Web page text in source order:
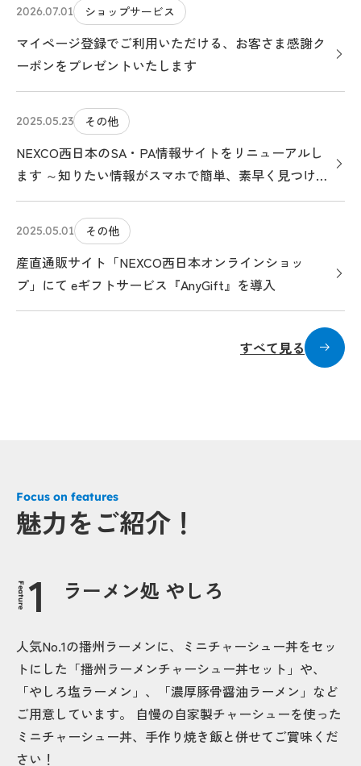
2026.07.01 ショップサービス
マイページ登録でご利用いただける、お客さま感謝ク
ーポンをプレゼントいたします
2025.05.23 その他
NEXCO西日本のSA・PA情報サイトをリニューアルし
ます ～知りたい情報がスマホで簡単、素早く見つけら
れる、クルマ旅のお役立ちサイトになります～
2025.05.01 その他
産直通販サイト「NEXCO西日本オンラインショッ
プ」にて eギフトサービス『AnyGift』を導入
すべて見る
Focus on features
魅力をご紹介！
Feature ラーメン処 やしろ
人気No.1の播州ラーメンに、ミニチャーシュー丼をセッ
トにした「播州ラーメンチャーシュー丼セット」や、
「やしろ塩ラーメン」、「濃厚豚骨醤油ラーメン」など
ご用意しています。 自慢の自家製チャーシューを使った
ミニチャーシュー丼、手作り焼き飯と併せてご賞味くだ
さい！